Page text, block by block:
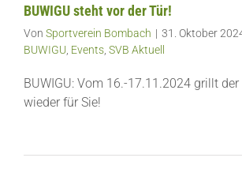
BUWIGU steht vor der Tür!
Von Sportverein Bombach | 31. Oktober
BUWIGU, Events, SVB Aktuell
BUWIGU: Vom 16.-17.11.2024 grillt
wieder für Sie!